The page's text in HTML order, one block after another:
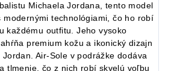
Michaela Jordana, tento model
modernými technológiami, čo ho robí
každému outfitu. Jeho vysoko
premium kožu a ikonický dizajn
Air-Sole v podrážke dodáva
tlmenie, čo z nich robí skvelú voľbu